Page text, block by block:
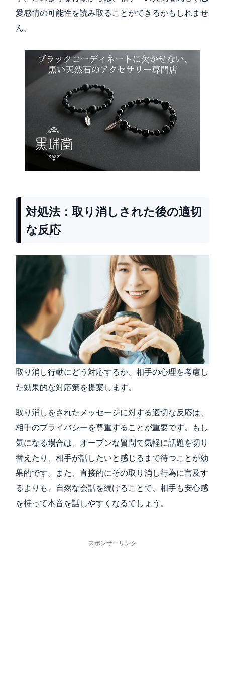
愛感情の可能性を読み取ることができるかもしれませ
ん。
対処法：取り消しされた後の適切
な反応
取り消し行動にどう対応するか、相手の心理を考慮し
た効果的な対応策を提案します。
取り消しをされたメッセージに対する適切な反応は、
相手のプライバシーを尊重することが重要です。もし
気になる場合は、オープンな質問で気軽に話題を切り
替えたり、相手が話したいと感じるまで待つことが効
果的です。また、直接的にその取り消し行為に言及す
るよりも、自然な会話を続けることで、相手も安心感
を持って本音を話しやすくなるでしょう。
スポンサーリンク